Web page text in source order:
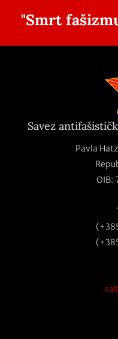
"Smrt
Savez
Pavla
OIB: